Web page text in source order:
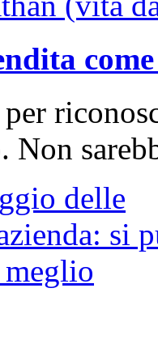
per
Non